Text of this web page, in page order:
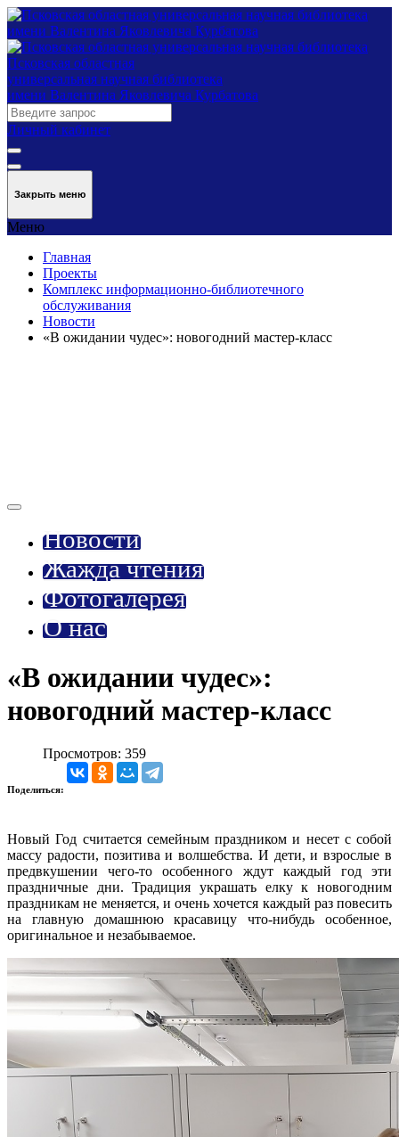
Псковская областная
универсальная научная библиотека
имени Валентина Яковлевича Курбатова
Личный кабинет
Закрыть меню
Меню
Главная
Проекты
Комплекс информационно-библиотечного
обслуживания
Новости
«В ожидании чудес»: новогодний мастер-класс
Новости
Жажда чтения
Фотогалерея
О нас
«В ожидании чудес»:
новогодний мастер-класс
Просмотров: 359
Поделиться:
Новый Год считается семейным праздником и несет с собой
массу радости, позитива и волшебства. И дети, и взрослые в
предвкушении чего-то особенного ждут каждый год эти
праздничные дни. Традиция украшать елку к новогодним
праздникам не меняется, и очень хочется каждый раз повесить
на главную домашнюю красавицу что-нибудь особенное,
оригинальное и незабываемое.